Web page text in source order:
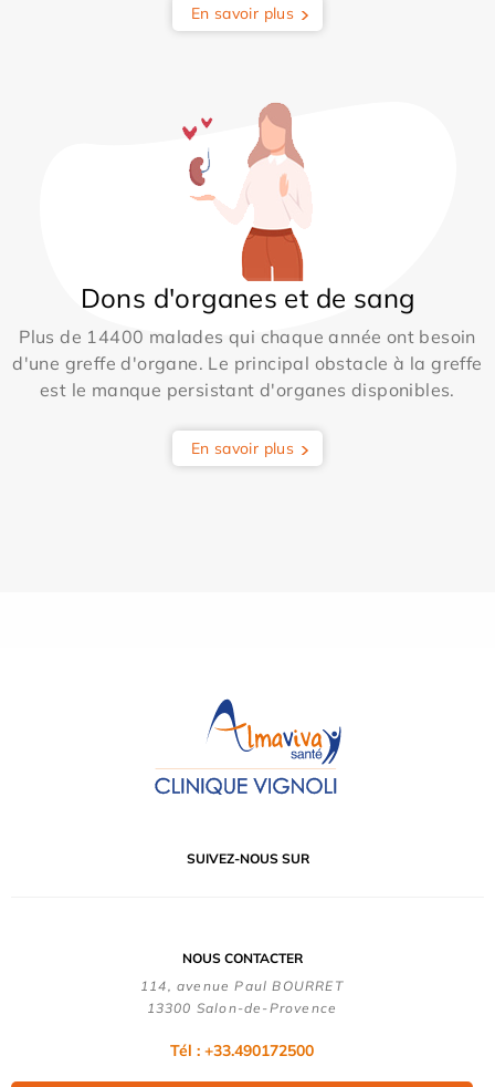
En savoir plus
Dons d'organes et de sang
Plus de 14400 malades qui chaque année ont besoin
d'une greffe d'organe. Le principal obstacle à la greffe
est le manque persistant d'organes disponibles.
En savoir plus
SUIVEZ-NOUS SUR
NOUS CONTACTER
114, avenue Paul BOURRET
13300 Salon-de-Provence
Tél : +33.490172500